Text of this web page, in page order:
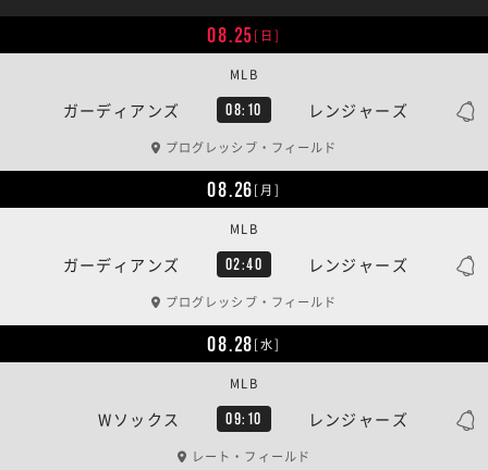
08.25[日]
ガーディアンズ 08:10 レンジャーズ
MLB
プログレッシブ・フィールド
08.26[月]
ガーディアンズ 02:40 レンジャーズ
MLB
プログレッシブ・フィールド
08.28[水]
Wソックス 09:10 レンジャーズ
MLB
レート・フィールド